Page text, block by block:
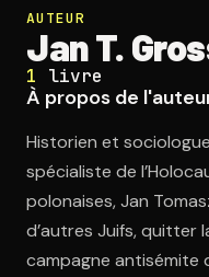
AUTEUR
Jan T.
1 livre
À propos de
Historien et
spécialiste de
polonaises, Jan
d’autres Juifs, quitter
campagne antisémite